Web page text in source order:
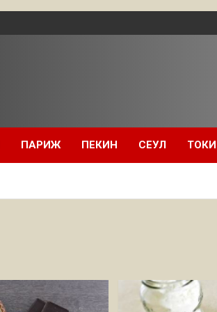
ПАРИЖ ПЕКИН СЕУЛ